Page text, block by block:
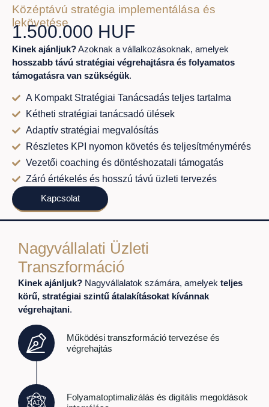
Középtávú stratégia implementálása és
lekövetése
1.500.000 HUF
Kinek ajánljuk?Azoknak a vállalkozásoknak, amelyek
hosszabb távú stratégiai végrehajtásra és folyamatos
támogatásra van szükségük.
A Kompakt Stratégiai Tanácsadás teljes tartalma
Kétheti stratégiai tanácsadó ülések
Adaptív stratégiai megvalósítás
Részletes KPI nyomon követés és teljesítménymérés
Vezetői coaching és döntéshozatali támogatás
Záró értékelés és hosszú távú üzleti tervezés
Kapcsolat
Nagyvállalati Üzleti
Transzformáció
Kinek ajánljuk? Nagyvállalatok számára, amelyek teljes
körű, stratégiai szintű átalakításokat kívánnak
végrehajtani.
Működési transzformáció tervezése és
végrehajtás
Folyamatoptimalizálás és digitális megoldások